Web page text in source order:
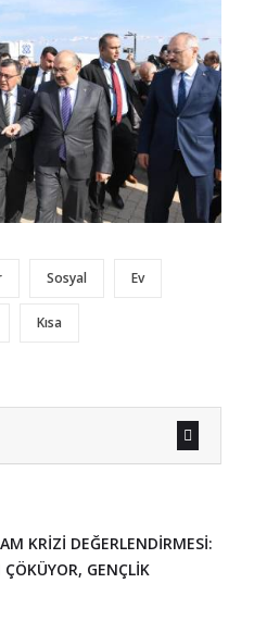
Sosyal Ev
Kısa
KRİZİ DEĞERLENDİRMESİ:
GENÇLİK